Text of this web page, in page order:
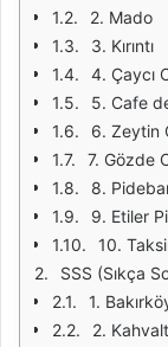
2. Mado
3. Kırıntı
4. Çaycı
5. Cafe
6. Zeytin
7. Gözde
8.
9. Etiler
10.
SSS (Sıkça
1.
2. Kahvaltı